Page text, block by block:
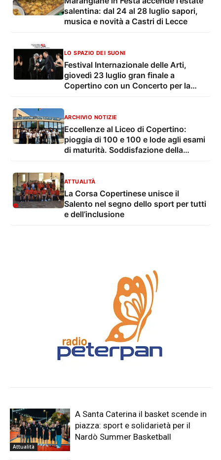
Eccellenze al Liceo di Copertino:
pioggia di 100 e 100 e lode agli esami
di maturità. Soddisfazione della
La Corsa Copertinese unisce il
Salento nel segno dello sport per tutti
e dell’inclusione
A Santa Caterina il basket scende in
piazza: sport e solidarietà per il
Nardò Summer Basketball
Il torneo che regala sorrisi, un
modo per dire a ogni piccolo
Attualità
lo show di Gianpaolo Catalano